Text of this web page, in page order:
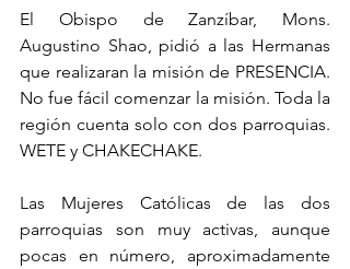
El Obispo de Zanzíbar, Mons.
Augustino Shao, pidió a las Hermanas
que realizaran la misión de PRESENCIA.
No fue fácil comenzar la misión. Toda la
región cuenta solo con dos parroquias.
WETE y CHAKECHAKE.
Las Mujeres Católicas de las dos
parroquias son muy activas, aunque
pocas en número, aproximadamente